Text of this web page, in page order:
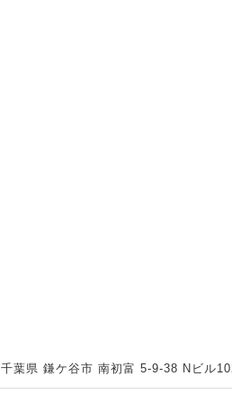
千葉県 鎌ケ谷市 南初富 5-9-38 Nビル